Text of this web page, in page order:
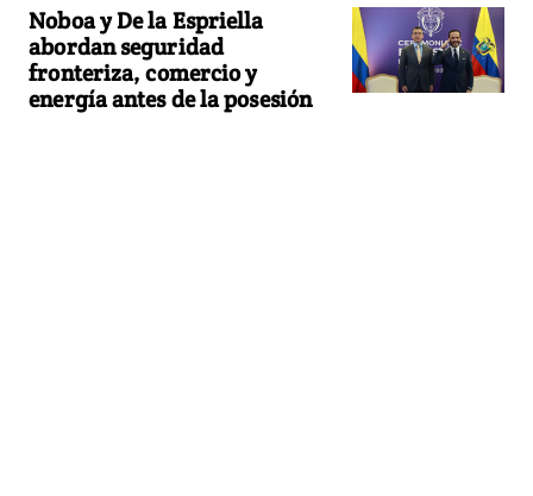
Noboa y De la Espriella
abordan seguridad
fronteriza, comercio y
energía antes de la posesión